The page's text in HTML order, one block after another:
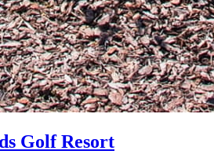
Golf Resort